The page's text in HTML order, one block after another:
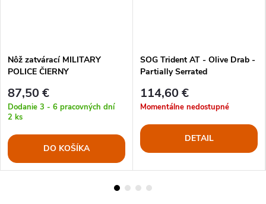
Nôž zatvárací MILITARY
POLICE ČIERNY
87,50 €
Dodanie 3 - 6 pracovných dní
2 ks
DO KOŠÍKA
SOG Trident AT - Olive Drab -
Partially Serrated
114,60 €
Momentálne nedostupné
DETAIL